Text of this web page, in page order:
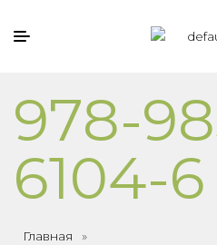
978-
6104-6
Главная »